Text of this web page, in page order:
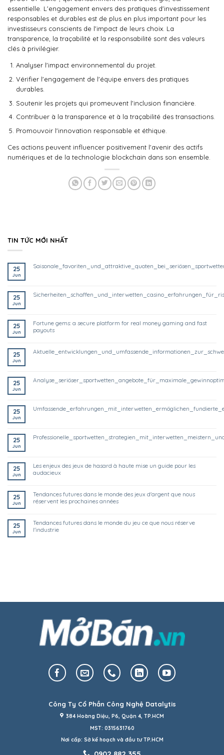
essentielle. L'engagement envers des pratiques d'investissement
responsables et durables est de plus en plus important pour les
investisseurs conscients de l'impact de leurs choix. La
transparence, la traçabilité et la responsabilité sont des valeurs
clés à privilégier.
Analyser l'impact environnemental du projet.
Vérifier l'engagement de l'équipe envers des pratiques
durables.
Soutenir les projets qui promeuvent l'inclusion financière.
Contribuer à la transparence et à la traçabilité des transactions.
Promouvoir l'innovation responsable et éthique.
Ces actions peuvent influencer positivement l'avenir des actifs
numériques et de la technologie blockchain dans son ensemble.
TIN TỨC MỚI NHẤT
25
Jun
25
Jun
25
Jun
fortune gems: a secure platform for real money gaming and fast
payouts
25
Jun
25
Jun
25
Jun
25
Jun
25
Jun
les enjeux des jeux de hasard à haute mise un guide pour les
audacieux
25
Jun
tendances futures dans le monde des jeux d'argent que nous
réservent les prochaines années
25
Jun
tendances futures dans le monde du jeu ce que nous réserve
l'industrie
Công Ty Cổ Phần Công Nghệ Datalytis
384 Hoàng Diệu, P6, Quận 4, TP.HCM
MST: 0315631760
Nơi cấp: Sở kế hoạch và đầu tư TP.HCM